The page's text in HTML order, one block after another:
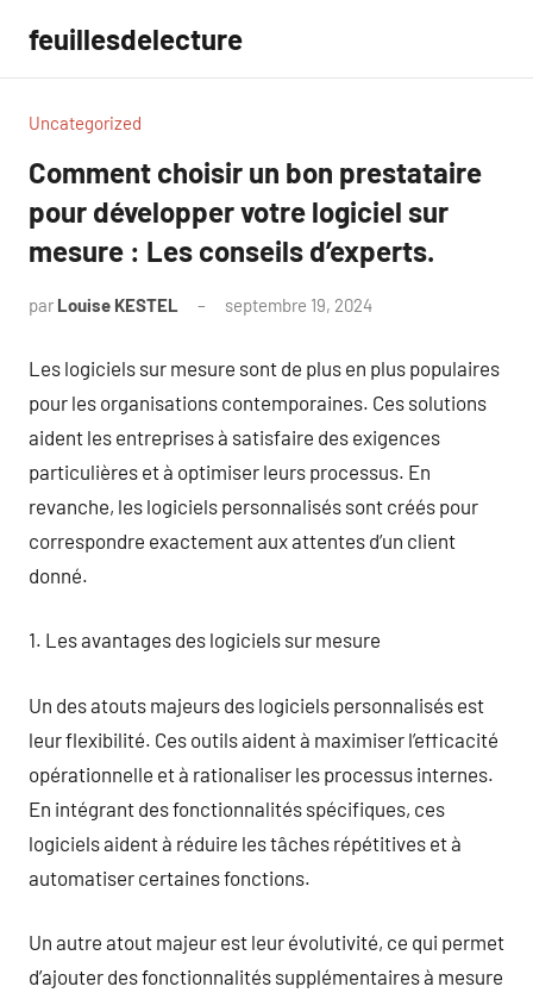
contenu
feuillesdelecture
Uncategorized
Comment choisir un bon prestataire
pour développer votre logiciel sur
mesure : Les conseils d’experts.
par Louise KESTEL septembre 19, 2024
Les logiciels sur mesure sont de plus en plus populaires
pour les organisations contemporaines. Ces solutions
aident les entreprises à satisfaire des exigences
particulières et à optimiser leurs processus. En
revanche, les logiciels personnalisés sont créés pour
correspondre exactement aux attentes d’un client
donné.
1. Les avantages des logiciels sur mesure
Un des atouts majeurs des logiciels personnalisés est
leur flexibilité. Ces outils aident à maximiser l’efficacité
opérationnelle et à rationaliser les processus internes.
En intégrant des fonctionnalités spécifiques, ces
logiciels aident à réduire les tâches répétitives et à
automatiser certaines fonctions.
Un autre atout majeur est leur évolutivité, ce qui permet
d’ajouter des fonctionnalités supplémentaires à mesure